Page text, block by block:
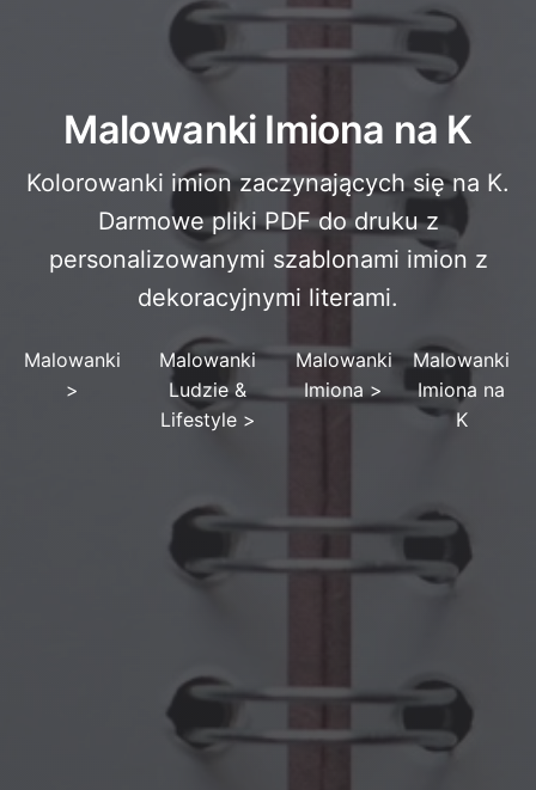
Malowanki Imiona na K
Kolorowanki imion zaczynających się na K.
Darmowe pliki PDF do druku z
personalizowanymi szablonami imion z
dekoracyjnymi literami.
Malowanki
>
Malowanki
Ludzie &
Lifestyle >
Malowanki
Imiona >
Malowanki
Imiona na
K